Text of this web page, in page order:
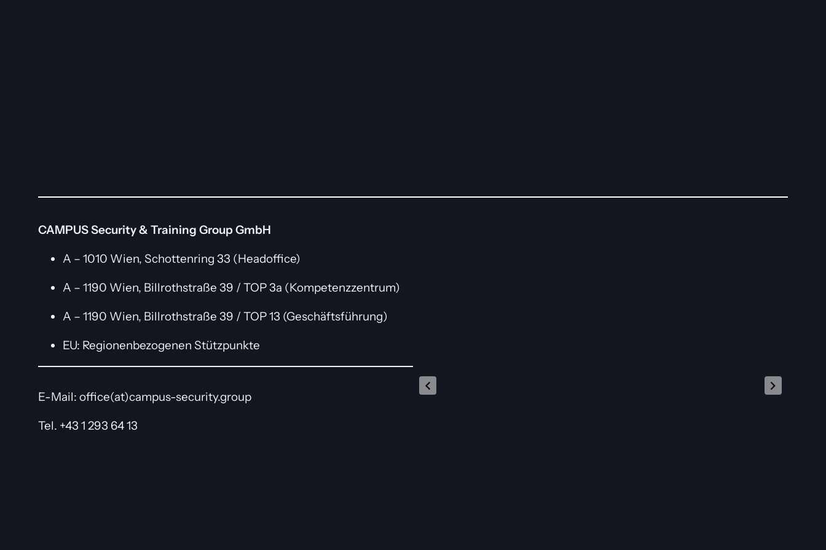
CAMPUS Security & Training Group GmbH
A – 1010 Wien, Schottenring 33 (Headoffice)
A – 1190 Wien, Billrothstraße 39 / TOP 3a (Kompetenzzentrum)
A – 1190 Wien, Billrothstraße 39 / TOP 13 (Geschäftsführung)
EU: Regionenbezogenen Stützpunkte
E-Mail: office(at)campus-security.group
Tel. +43 1 293 64 13